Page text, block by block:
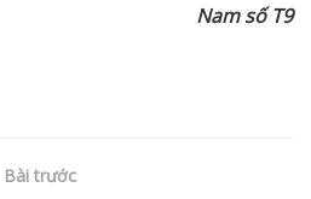
Nam số T9
Bài trước